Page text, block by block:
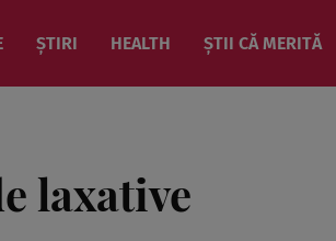
ȘTIRI HEALTH ȘTII CĂ MERITĂ
laxative